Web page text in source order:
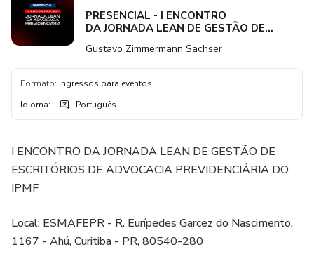
PRESENCIAL - I ENCONTRO
DA JORNADA LEAN DE GESTÃO DE
PREVIDENCIÁRIA
Gustavo Zimmermann Sachser
Formato: Ingressos para eventos
Idioma: Português
I ENCONTRO DA JORNADA LEAN DE GESTÃO DE
ESCRITÓRIOS DE ADVOCACIA PREVIDENCIÁRIA DO
IPMF
Local: ESMAFEPR - R. Eurípedes Garcez do Nascimento,
1167 - Ahú, Curitiba - PR, 80540-280